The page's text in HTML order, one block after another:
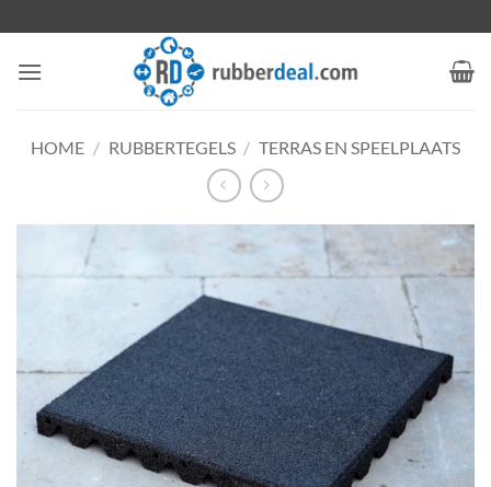
naar
inhoud
HOME / RUBBERTEGELS / TERRAS EN SPEELPLAATS